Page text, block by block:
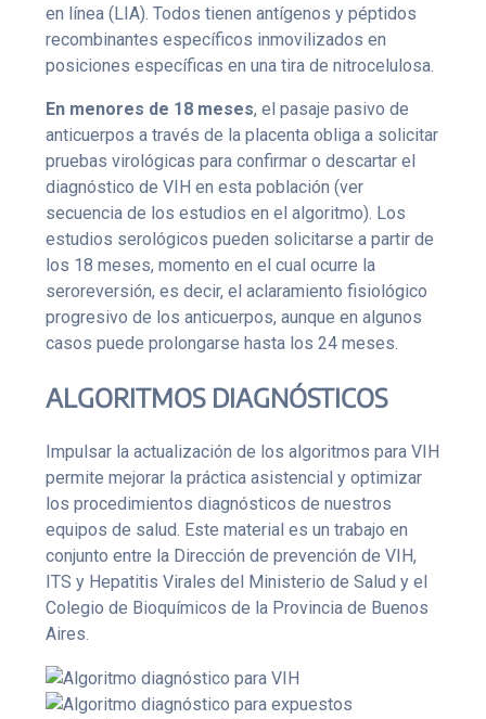
en línea (LIA). Todos tienen antígenos y péptidos
recombinantes específicos inmovilizados en
posiciones específicas en una tira de nitrocelulosa.
En menores de 18 meses, el pasaje pasivo de
anticuerpos a través de la placenta obliga a solicitar
pruebas virológicas para confirmar o descartar el
diagnóstico de VIH en esta población (ver
secuencia de los estudios en el algoritmo). Los
estudios serológicos pueden solicitarse a partir de
los 18 meses, momento en el cual ocurre la
seroreversión, es decir, el aclaramiento fisiológico
progresivo de los anticuerpos, aunque en algunos
casos puede prolongarse hasta los 24 meses.
ALGORITMOS DIAGNÓSTICOS
Impulsar la actualización de los algoritmos para VIH
permite mejorar la práctica asistencial y optimizar
los procedimientos diagnósticos de nuestros
equipos de salud. Este material es un trabajo en
conjunto entre la Dirección de prevención de VIH,
ITS y Hepatitis Virales del Ministerio de Salud y el
Colegio de Bioquímicos de la Provincia de Buenos
Aires.